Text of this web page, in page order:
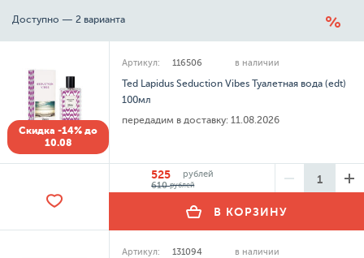
Доступно — 2 варианта
Скидка -14% до
10.08
Артикул: 116506 в наличии
Ted Lapidus Seduction Vibes Туалетная вода (edt)
100мл
передадим в доставку: 11.08.2026
525
рублей
610рублей
В КОРЗИНУ
Артикул: 131094 в наличии